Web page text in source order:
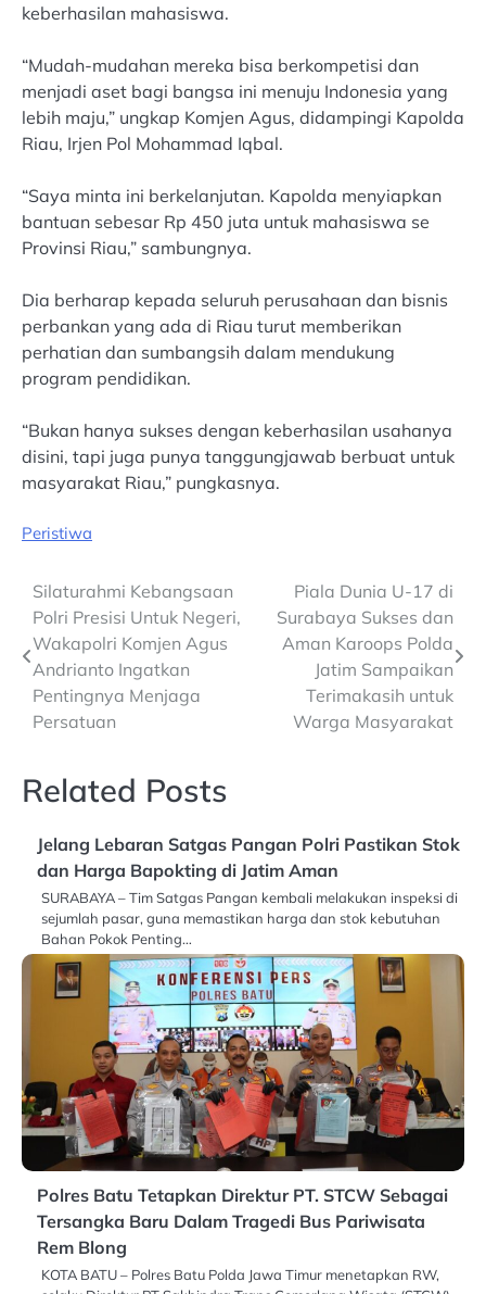
keberhasilan mahasiswa.
“Mudah-mudahan mereka bisa berkompetisi dan
menjadi aset bagi bangsa ini menuju Indonesia yang
lebih maju,” ungkap Komjen Agus, didampingi Kapolda
Riau, Irjen Pol Mohammad Iqbal.
“Saya minta ini berkelanjutan. Kapolda menyiapkan
bantuan sebesar Rp 450 juta untuk mahasiswa se
Provinsi Riau,” sambungnya.
Dia berharap kepada seluruh perusahaan dan bisnis
perbankan yang ada di Riau turut memberikan
perhatian dan sumbangsih dalam mendukung
program pendidikan.
“Bukan hanya sukses dengan keberhasilan usahanya
disini, tapi juga punya tanggungjawab berbuat untuk
masyarakat Riau,” pungkasnya.
Peristiwa
Post
navigation
Silaturahmi Kebangsaan
Polri Presisi Untuk Negeri,
Wakapolri Komjen Agus
Andrianto Ingatkan
Pentingnya Menjaga
Persatuan
Piala Dunia U-17 di
Surabaya Sukses dan
Aman Karoops Polda
Jatim Sampaikan
Terimakasih untuk
Warga Masyarakat
Related Posts
Jelang Lebaran Satgas Pangan Polri Pastikan Stok
dan Harga Bapokting di Jatim Aman
SURABAYA – Tim Satgas Pangan kembali melakukan inspeksi di
sejumlah pasar, guna memastikan harga dan stok kebutuhan
Bahan Pokok Penting…
Polres Batu Tetapkan Direktur PT. STCW Sebagai
Tersangka Baru Dalam Tragedi Bus Pariwisata
Rem Blong
KOTA BATU – Polres Batu Polda Jawa Timur menetapkan RW,